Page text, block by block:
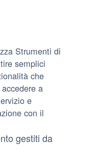
Strumenti di
semplici
che
a
e
con il
gestiti da